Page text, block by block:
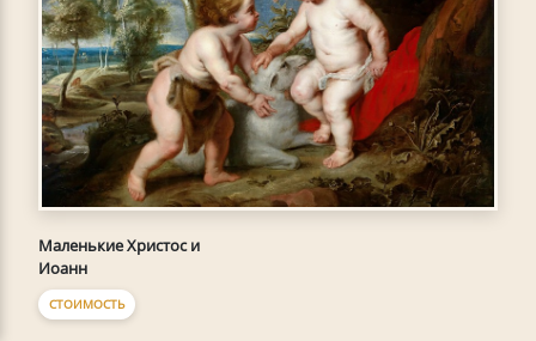
Маленькие Христос и
Иоанн
СТОИМОСТЬ